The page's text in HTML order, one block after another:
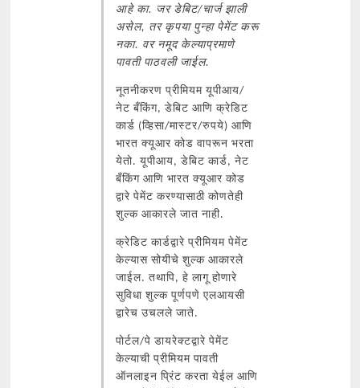
आहे का. जर डेबिट/चार्ज झाली
असेल, तर कृपया पुन्हा पेमेंट करू
नका. वर नमूद केल्याप्रमाणे
पावती पाठवली जाईल.
नूतनीकरण प्रीमियम यूपीआय/
नेट बँकिंग, डेबिट आणि क्रेडिट
कार्ड (व्हिसा/मास्टर/रुपये) आणि
भारत क्यूआर कोड वापरून भरता
येतो. यूपीआय, डेबिट कार्ड, नेट
बँकिंग आणि भारत क्यूआर कोड
द्वारे पेमेंट करण्यासाठी कोणतेही
शुल्क आकारले जात नाही.
क्रेडिट कार्डद्वारे प्रीमियम पेमेंट
केल्यास सोयीचे शुल्क आकारले
जाईल. तथापि, हे लागू होणारे
सुविधा शुल्क पूर्णपणे एलआयसी
द्वारेच उचलले जाते.
पोर्टल/पे डायरेक्टद्वारे पेमेंट
केल्याची प्रीमियम पावती
ऑनलाइन प्रिंट करता येईल आणि